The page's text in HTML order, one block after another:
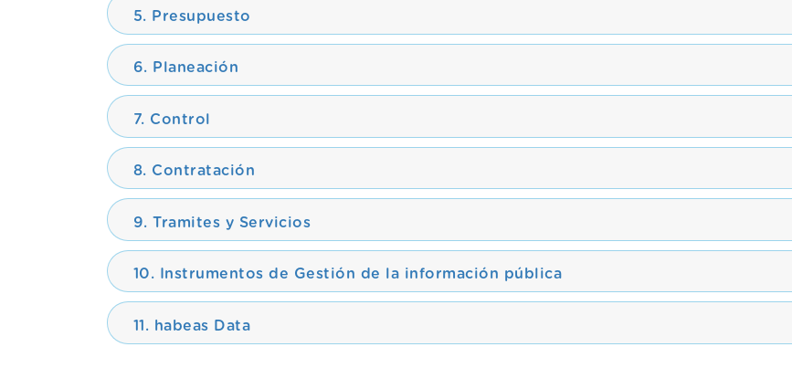
5. Presupuesto
6. Planeación
7. Control
8. Contratación
9. Tramites y Servicios
10. Instrumentos de Gestión de la información pública
11. habeas Data